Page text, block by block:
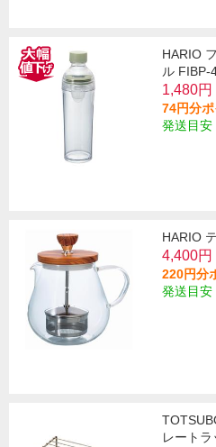
HARIO
ル FIBP-
1,480円
74円分
発送目安
HARIO
4,400円
220円分
発送目安
レート